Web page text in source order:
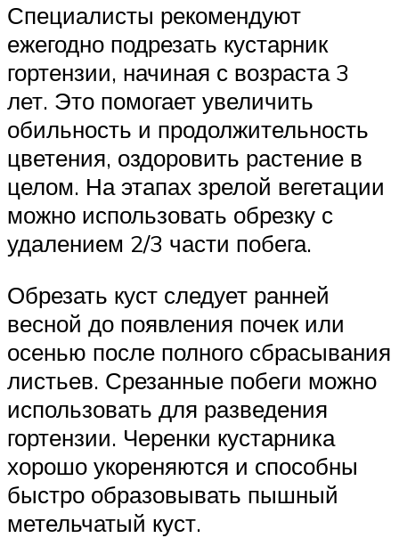
Специалисты рекомендуют
ежегодно подрезать кустарник
гортензии, начиная с возраста 3
лет. Это помогает увеличить
обильность и продолжительность
цветения, оздоровить растение в
целом. На этапах зрелой вегетации
можно использовать обрезку с
удалением 2/3 части побега.
Обрезать куст следует ранней
весной до появления почек или
осенью после полного сбрасывания
листьев. Срезанные побеги можно
использовать для разведения
гортензии. Черенки кустарника
хорошо укореняются и способны
быстро образовывать пышный
метельчатый куст.